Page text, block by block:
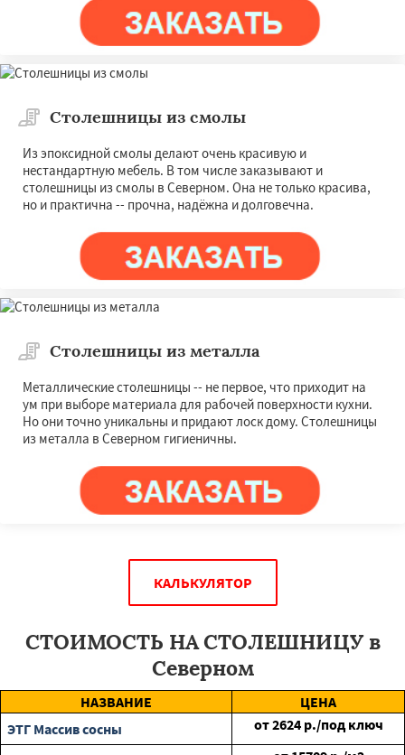
Столешницы из смолы
Из эпоксидной смолы делают очень красивую и
нестандартную мебель. В том числе заказывают и
столешницы из смолы в Северном. Она не только красива,
но и практична -- прочна, надёжна и долговечна.
Столешницы из металла
Металлические столешницы -- не первое, что приходит на
ум при выборе материала для рабочей поверхности кухни.
Но они точно уникальны и придают лоск дому. Столешницы
из металла в Северном гигиеничны.
КАЛЬКУЛЯТОР
СТОИМОСТЬ НА СТОЛЕШНИЦУ в
Северном
НАЗВАНИЕ
ЦЕНА
ЭТГ Массив сосны
от2624 р./под ключ